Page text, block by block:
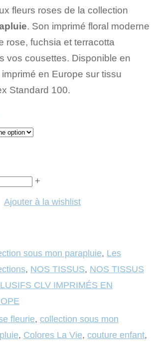
fleurs roses de la collection
. Son imprimé floral moderne
rose, fuchsia et terracotta
vos cousettes. Disponible en
en Europe sur tissu
Standard 100.
+
Ajouter à la wishlist
sous mon parapluie, Les
, NOS TISSUS, NOS TISSUS
CLV IMPRIMÉS EN
fleurie, collection sous mon
, Colores La Vie, couture enfant,